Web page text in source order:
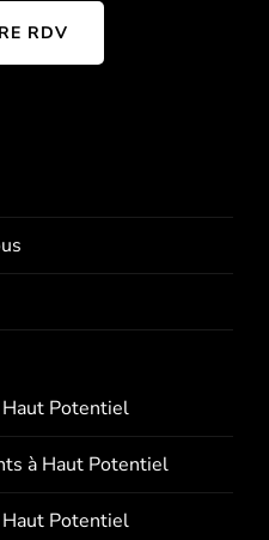
RDV
Potentiel
à Haut Potentiel
Potentiel